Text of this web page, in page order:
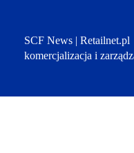
SCF News | Retailnet.pl
komercjalizacja i